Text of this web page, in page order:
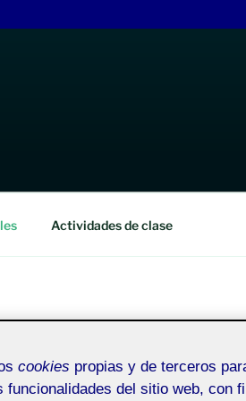
Actividades de clase
Pública
cookies propias y de terceros
funcionalidades del sitio web, con